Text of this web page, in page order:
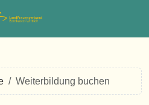
Weiterbildung buchen